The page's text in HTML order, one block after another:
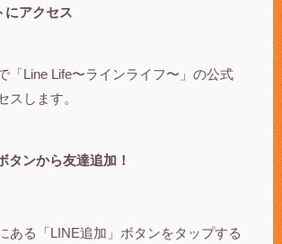
にアクセス
「Line Life〜ラインライフ〜」の公式
スします。
タンから友達追加！
ある「LINE追加」ボタンをタップする